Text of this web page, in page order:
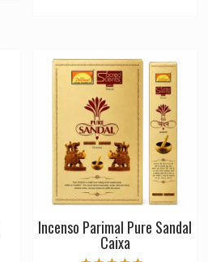
may
be
chosen
on
the
product
page
Incenso Parimal Pure Sandal
Caixa